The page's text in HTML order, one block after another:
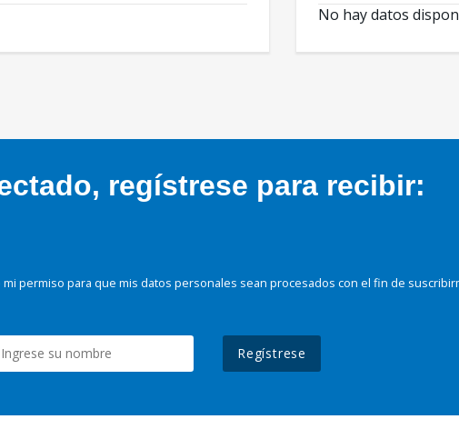
No hay datos
regístrese para recibir:
mi permiso para que mis datos personales sean procesados con el fin de
Regístrese